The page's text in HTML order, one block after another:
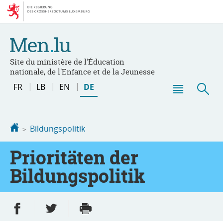
Zur
Navigation
Zum
Inhalt
Site du ministère de l'Éducation
nationale, de l'Enfance et de la Jeunesse
Sprache
wechseln
FR LB EN DE
Startseite
Bildungspolitik
Prioritäten der
Bildungspolitik
Partager sur Facebook
Partager sur Twitter